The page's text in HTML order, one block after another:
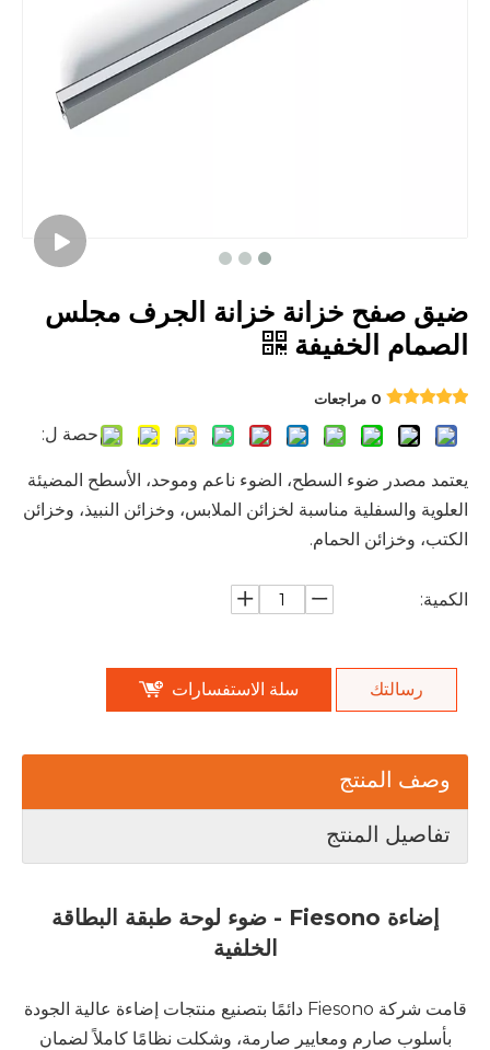
ضيق صفح خزانة خزانة الجرف مجلس
الصمام الخفيفة
0 مراجعات
حصة ل:
يعتمد مصدر ضوء السطح، الضوء ناعم وموحد، الأسطح المضيئة
العلوية والسفلية مناسبة لخزائن الملابس، وخزائن النبيذ، وخزائن
الكتب، وخزائن الحمام.
الكمية:
رسالتك سلة الاستفسارات
وصف المنتج
تفاصيل المنتج
إضاءة Fiesono - ضوء لوحة طبقة البطاقة
الخلفية
قامت شركة Fiesono دائمًا بتصنيع منتجات إضاءة عالية الجودة
بأسلوب صارم ومعايير صارمة، وشكلت نظامًا كاملاً لضمان